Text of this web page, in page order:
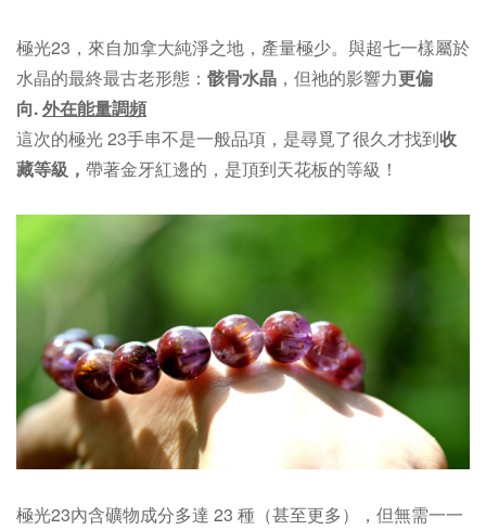
極光23，來自加拿大純淨之地，產量極少。與超七一樣屬於
水晶的最終最古老形態： 骸骨水晶 ，但祂的影響力更偏
向.外在能量調頻
這次的極光 23手串不是一般品項，是尋覓了很久才找到收
藏等級， 帶著金牙紅邊的，是頂到天花板的等級！
極光23內含礦物成分多達 23 種（甚至更多），但無需一一